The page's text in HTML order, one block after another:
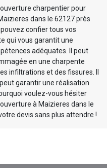
charpentier pour
dans le 62127 près
confier tous vos
qui vous garantit une
adéquates. Il peut
en une charpente
infiltrations et des fissures. Il
garantir une réalisation
voulez-vous hésiter
à Maizieres dans le
devis sans plus attendre !